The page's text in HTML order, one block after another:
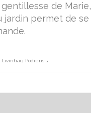
de
jardin permet de se
Livinhac Podiensis